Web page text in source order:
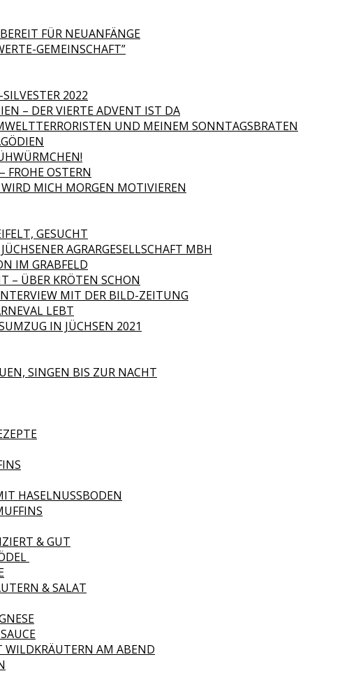
FÜR NEUANFÄNGE
GEMEINSCHAFT”
2022
– DER VIERTE ADVENT IST DA
UND MEINEM SONNTAGSBRATEN
OSTERN
MICH MORGEN MOTIVIEREN
GESUCHT
AGRARGESELLSCHAFT MBH
IM GRABFELD
– ÜBER KRÖTEN SCHON
MIT DER BILD-ZEITUNG
LEBT
IN JÜCHSEN 2021
SINGEN BIS ZUR NACHT
HASELNUSSBODEN
& GUT
& SALAT
WILDKRÄUTERN AM ABEND